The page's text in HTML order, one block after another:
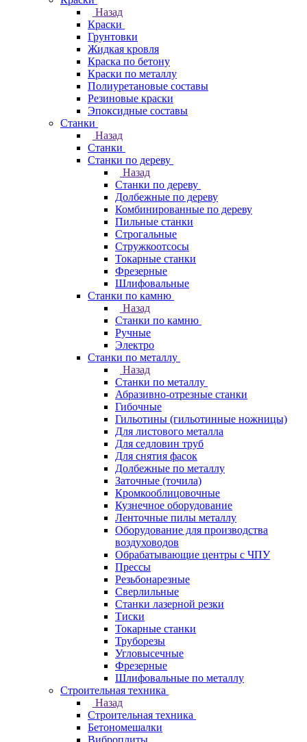
Назад
Краски
Грунтовки
Жидкая кровля
Краска по бетону
Краски по металлу
Полиуретановые составы
Резиновые краски
Эпоксидные составы
Станки
Назад
Станки
Станки по дереву
Назад
Станки по дереву
Долбежные по дереву
Комбинированные по дереву
Пильные станки
Строгальные
Стружкоотсосы
Токарные станки
Фрезерные
Шлифовальные
Станки по камню
Назад
Станки по камню
Ручные
Электро
Станки по металлу
Назад
Станки по металлу
Абразивно-отрезные станки
Гибочные
Гильотины (гильотинные ножницы)
Для листового металла
Для седловин труб
Для снятия фасок
Долбежные по металлу
Заточные (точила)
Кромкооблицовочные
Кузнечное оборудование
Ленточные пилы металлу
Оборудование для производства
воздуховодов
Обрабатывающие центры с ЧПУ
Прессы
Резьбонарезные
Сверлильные
Станки лазерной резки
Тиски
Токарные станки
Труборезы
Угловысечные
Фрезерные
Шлифовальные по металлу
Строительная техника
Назад
Строительная техника
Бетономешалки
Виброплиты